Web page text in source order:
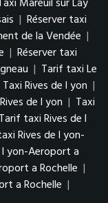
Mareuil sur Lay
| Réserver taxi
de la Vendée |
| Réserver taxi
| Tarif taxi Le
Taxi Rives de l yon |
de l yon | Taxi
Tarif taxi Rives de l
Rives de l yon-
l yon-Aeroport a
a Rochelle |
a Rochelle |